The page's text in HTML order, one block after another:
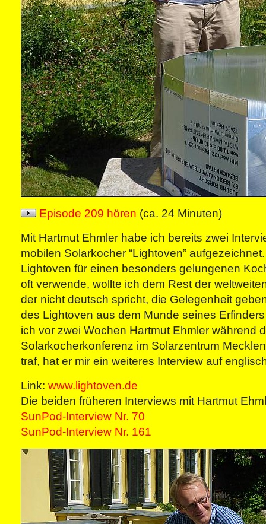
Episode 209 hören (ca. 24 Minuten)
Mit Hartmut Ehmler habe ich bereits zwei
mobilen Solarkocher “Lightoven”
Lightoven für einen besonders gelungenen
oft verwende, wollte ich dem Rest der
der nicht deutsch spricht, die Gelegenheit
des Lightoven aus dem Munde seines
ich vor zwei Wochen Hartmut Ehmler während
Solarkocherkonferenz im Solarzentrum
traf, hat er mir ein weiteres Interview auf
Link: www.lightoven.de
Die beiden früheren Interviews mit Hartmut
SunPod-Interview Nr. 70
SunPod-Interview Nr. 161